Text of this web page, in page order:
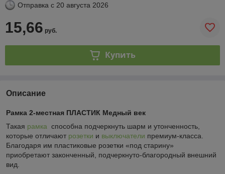
Отправка с 20 августа 2026
15,66 руб.
Купить
Описание
Рамка 2-местная ПЛАСТИК Медный век
Такая рамка способна подчеркнуть шарм и утонченность,
которые отличают розетки и выключатели премиум-класса.
Благодаря им пластиковые розетки «под старину»
приобретают законченный, подчеркнуто-благородный внешний
вид.